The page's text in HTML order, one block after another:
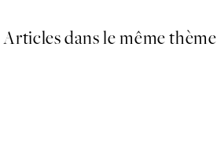
Articles dans le même thème